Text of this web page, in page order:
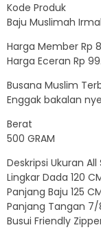
Kode Produk
Baju Muslimah
Harga Member Rp
Harga Eceran Rp
Busana Muslim
Enggak bakalan
Berat
500 GRAM
Deskripsi Ukuran All
Lingkar Dada 120
Panjang Baju 125
Panjang Tangan
Busui Friendly